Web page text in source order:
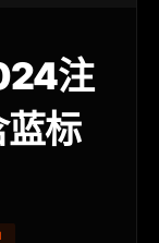
注
蓝标